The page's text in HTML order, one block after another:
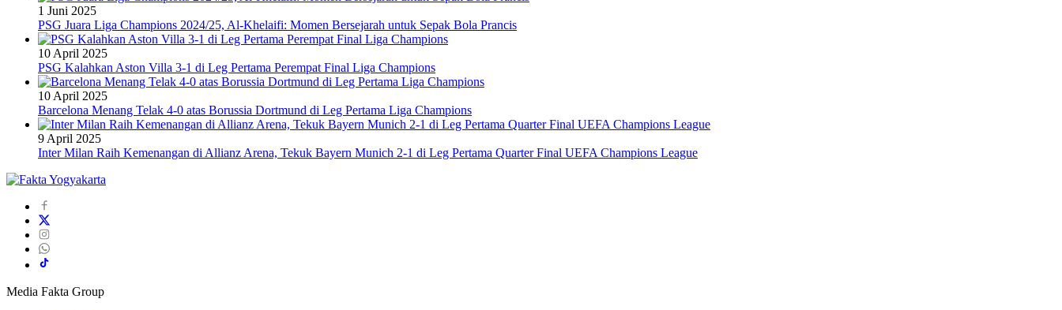
1 Juni 2025
PSG Juara Liga Champions 2024/25, Al-Khelaifi: Momen Bersejarah untuk Sepak Bola Prancis
10 April 2025
PSG Kalahkan Aston Villa 3-1 di Leg Pertama Perempat Final Liga Champions
10 April 2025
Barcelona Menang Telak 4-0 atas Borussia Dortmund di Leg Pertama Liga Champions
9 April 2025
Inter Milan Raih Kemenangan di Allianz Arena, Tekuk Bayern Munich 2-1 di Leg Pertama Quarter Final UEFA Champions League
Media Fakta Group